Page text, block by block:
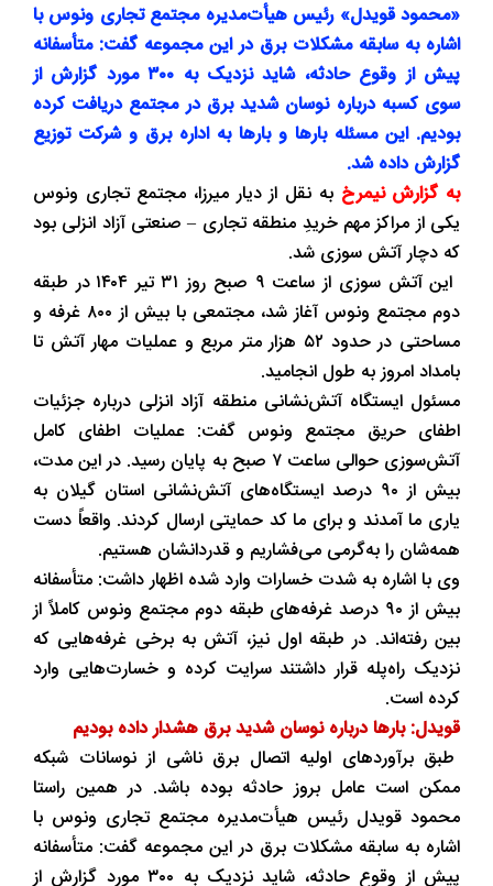
«محمود قویدل» رئیس هیأت‌مدیره مجتمع تجاری ونوس با
اشاره به سابقه مشکلات برق در این مجموعه گفت: متأسفانه
پیش از وقوع حادثه، شاید نزدیک به ۳۰۰ مورد گزارش از
سوی کسبه درباره نوسان شدید برق در مجتمع دریافت کرده
بودیم. این مسئله بارها و بارها به اداره برق و شرکت توزیع
گزارش داده شد.
به گزارش نیمرخبه نقل از دیار میرزا، مجتمع تجاری ونوس
یکی از مراکز مهم خریدِ منطقه تجاری – صنعتی آزاد انزلی بود
که دچار آتش سوزی شد.
این آتش سوزی از ساعت ۹ صبح روز ۳۱ تیر ۱۴۰۴ در طبقه
دوم مجتمع ونوس آغاز شد، مجتمعی با بیش از ۸۰۰ غرفه و
مساحتی در حدود ۵۲ هزار متر مربع و عملیات مهار آتش تا
بامداد امروز به طول انجامید.
مسئول ایستگاه آتش‌نشانی منطقه آزاد انزلی درباره جزئیات
اطفای حریق مجتمع ونوس گفت: عملیات اطفای کامل
آتش‌سوزی حوالی ساعت ۷ صبح به پایان رسید. در این مدت،
بیش از ۹۰ درصد ایستگاه‌های آتش‌نشانی استان گیلان به
یاری ما آمدند و برای ما کد حمایتی ارسال کردند. واقعاً دست
همه‌شان را به‌گرمی می‌فشاریم و قدردانشان هستیم.
وی با اشاره به شدت خسارات وارد شده اظهار داشت: متأسفانه
بیش از ۹۰ درصد غرفه‌های طبقه دوم مجتمع ونوس کاملاً از
بین رفته‌اند. در طبقه اول نیز، آتش به برخی غرفه‌هایی که
نزدیک راه‌پله قرار داشتند سرایت کرده و خسارت‌هایی وارد
کرده است.
قویدل: بارها درباره نوسان شدید برق هشدار داده بودیم
طبق برآوردهای اولیه اتصال برق ناشی از نوسانات شبکه
ممکن است عامل بروز حادثه بوده باشد. در همین راستا
محمود قویدل رئیس هیأت‌مدیره مجتمع تجاری ونوس با
اشاره به سابقه مشکلات برق در این مجموعه گفت: متأسفانه
پیش از وقوع حادثه، شاید نزدیک به ۳۰۰ مورد گزارش از